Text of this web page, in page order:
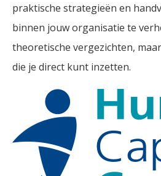
praktische strategieën en
binnen jouw organisatie te
theoretische vergezichten,
die je direct kunt inzetten.